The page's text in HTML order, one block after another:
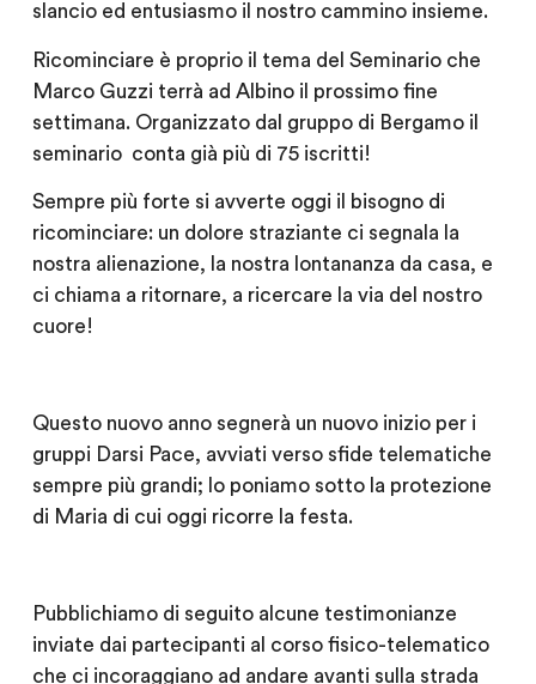
slancio ed entusiasmo il nostro cammino insieme.
Ricominciare è proprio il tema del Seminario che
Marco Guzzi terrà ad Albino il prossimo fine
settimana. Organizzato dal gruppo di Bergamo il
seminario conta già più di 75 iscritti!
Sempre più forte si avverte oggi il bisogno di
ricominciare: un dolore straziante ci segnala la
nostra alienazione, la nostra lontananza da casa, e
ci chiama a ritornare, a ricercare la via del nostro
cuore!
Questo nuovo anno segnerà un nuovo inizio per i
gruppi Darsi Pace, avviati verso sfide telematiche
sempre più grandi; lo poniamo sotto la protezione
di Maria di cui oggi ricorre la festa.
Pubblichiamo di seguito alcune testimonianze
inviate dai partecipanti al corso fisico-telematico
che ci incoraggiano ad andare avanti sulla strada